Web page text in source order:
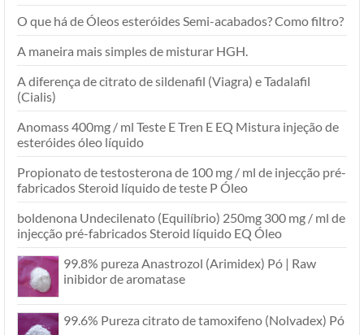
O que há de Óleos esteróides Semi-acabados? Como filtro?
A maneira mais simples de misturar HGH.
A diferença de citrato de sildenafil (Viagra) e Tadalafil
(Cialis)
Anomass 400mg / ml Teste E Tren E EQ Mistura injeção de
esteróides óleo líquido
Propionato de testosterona de 100 mg / ml de injecção pré-
fabricados Steroid líquido de teste P Óleo
boldenona Undecilenato (Equilíbrio) 250mg 300 mg / ml de
injecção pré-fabricados Steroid líquido EQ Óleo
99.8% pureza Anastrozol (Arimidex) Pó | Raw
inibidor de aromatase
99.6% Pureza citrato de tamoxifeno (Nolvadex) Pó